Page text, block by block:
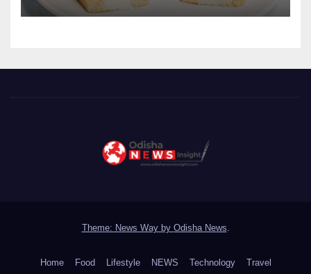
Theme: News Way by Odisha News
Home Food Lifestyle NEWS Technology Travel